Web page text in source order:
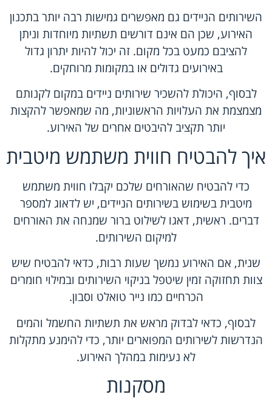
השירותים הניידים גם מאפשרים גמישות רבה יותר בתכנון
האירוע, שכן הם אינם דורשים תשתיות מיוחדות וניתן
להציבם כמעט בכל מקום. זה יכול להיות יתרון גדול
באירועים גדולים או במקומות מרוחקים.
לבסוף, היכולת להשכיר שירותים ניידים במקום לקנותם
מצמצמת את העלויות הראשוניות, מה שמאפשר להקצות
יותר תקציב להיבטים אחרים של האירוע.
איך להבטיח חווית משתמש מיטבית
כדי להבטיח שהאורחים שלכם יקבלו חווית משתמש
מיטבית בשימוש בשירותים הניידים, יש לדאוג למספר
דברים. ראשית, דאגו לשילוט ברור שמנחה את האורחים
למיקום השירותים.
שנית, אם האירוע נמשך שעות רבות, כדאי להבטיח שיש
צוות תחזוקה זמין שיטפל בניקוי השירותים ובמילוי חומרים
הכרחיים כמו נייר טואלט וסבון.
לבסוף, כדאי לבדוק מראש את תשתיות החשמל והמים
הנדרשות לשירותים המפוארים יותר, כדי להימנע מתקלות
לא נעימות במהלך האירוע.
מסקנות